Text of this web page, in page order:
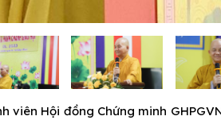
viên Hội đồng Chứng minh